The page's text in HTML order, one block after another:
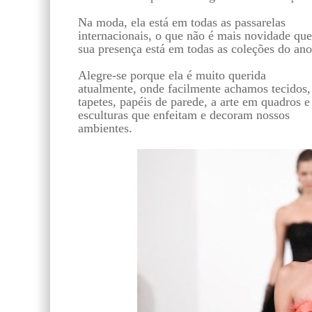
Na moda, ela está em todas as passarelas
internacionais, o que não é mais novidade que
sua presença está em todas as coleções do
Alegre-se porque ela é muito querida
atualmente, onde facilmente achamos tecidos,
tapetes, papéis de parede, a arte em quadros e
esculturas que enfeitam e decoram nossos
ambientes.